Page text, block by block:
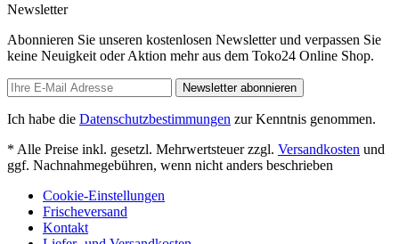
Newsletter
Abonnieren Sie unseren kostenlosen Newsletter und verpassen Sie
keine Neuigkeit oder Aktion mehr aus dem Toko24 Online Shop.
Newsletter abonnieren
Ich habe die Datenschutzbestimmungen zur Kenntnis genommen.
* Alle Preise inkl. gesetzl. Mehrwertsteuer zzgl. Versandkosten und
ggf. Nachnahmegebühren, wenn nicht anders beschrieben
Cookie-Einstellungen
Frischeversand
Kontakt